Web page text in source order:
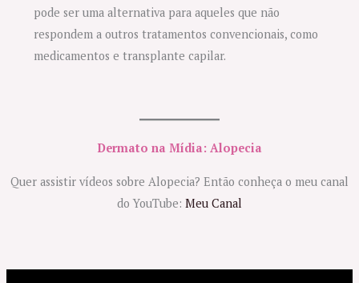
pode ser uma alternativa para aqueles que não
respondem a outros tratamentos convencionais, como
medicamentos e transplante capilar.
Dermato na Mídia: Alopecia
Quer assistir vídeos sobre Alopecia? Então conheça o meu canal
do YouTube: Meu Canal